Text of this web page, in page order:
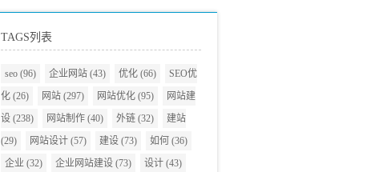
TAGS列表
seo (96) 企业网站 (43) 优化 (66)
SEO优
化 (26) 网站 (297) 网站优化 (95)
网站建
设 (238) 网站制作 (40) 外链 (32)
建站
(29)
网站设计 (57) 建设 (73) 如何 (36)
企业 (32) 企业网站建设 (73) 设计 (43)